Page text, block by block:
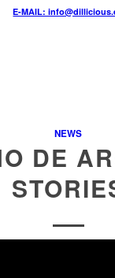
E-MAIL:
NEWS
DE